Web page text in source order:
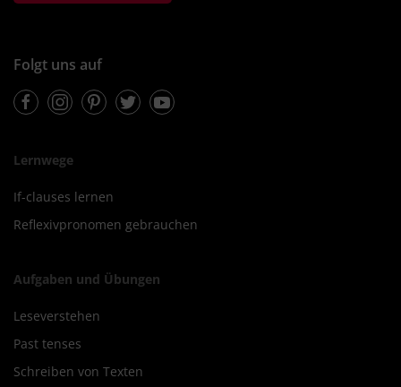
Folgt uns auf
FacebookInstagramPinterestTwitterYoutube
Lernwege
If-clauses lernen
Reflexivpronomen gebrauchen
Aufgaben und Übungen
Leseverstehen
Past tenses
Schreiben von Texten